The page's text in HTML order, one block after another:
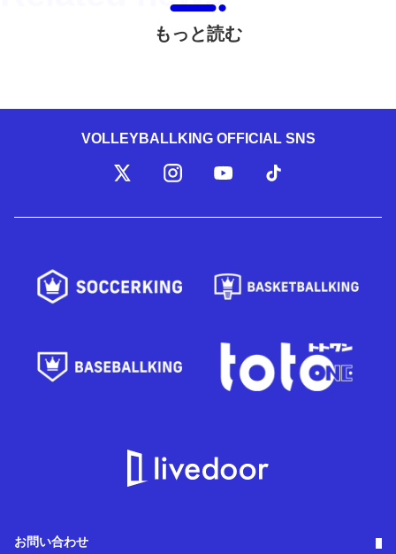
もっと読む
VOLLEYBALLKING OFFICIAL SNS
お問い合わせ